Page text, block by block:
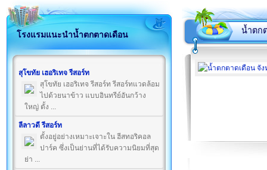
โรงแรมแนะนำน้ำตกตาดเดือน
สุโขทัย เฮอริเทจ รีสอร์ท
สุโขทัย เฮอริเทจ รีสอร์ท รีสอร์ทแวดล้อม
ไปด้วยนาข้าว แบบอินทรีย์อันกว้าง
ใหญ่ ตั้ง ...
ลีลาวดี รีสอร์ท
ตั้งอยู่อย่างเหมาะเจาะใน ฮีสทอริคอล
ปาร์ค ซึ่งเป็นย่านที่ได้รับความนิยมที่สุด
ย่า ...
น้ำตก